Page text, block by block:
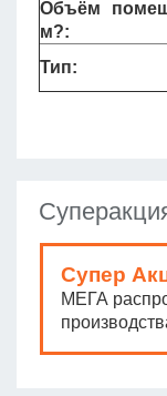
Объём
м?:
Тип:
Супер
МЕГА